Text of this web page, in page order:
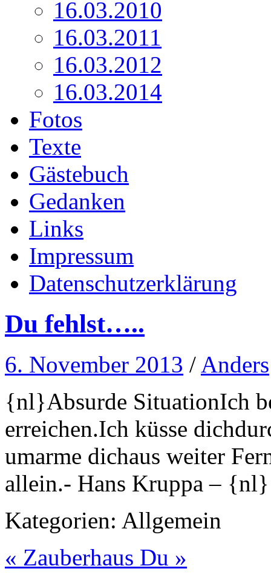
16.03.2010
16.03.2011
16.03.2012
16.03.2014
Fotos
Texte
Gästebuch
Gedanken
Links
Impressum
Datenschutzerklärung
Du fehlst…..
6. November 2013 / Anders
{nl}Absurde SituationIch
erreichen.Ich küsse
umarme dichaus weiter
allein.- Hans Kruppa –
Kategorien: Allgemein
« Zauberhaus Du »